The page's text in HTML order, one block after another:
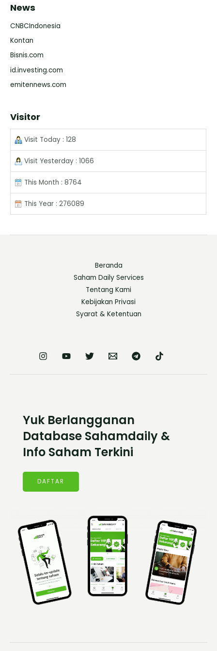
News
CNBCIndonesia
Kontan
Bisnis.com
id.investing.com
emitennews.com
Visitor
Visit Today : 128
Visit Yesterday : 1066
This Month : 8764
This Year : 276089
Beranda
Saham Daily Services
Tentang Kami
Kebijakan Privasi
Syarat & Ketentuan
Yuk Berlangganan
Database Sahamdaily &
Info Saham Terkini
DAFTAR